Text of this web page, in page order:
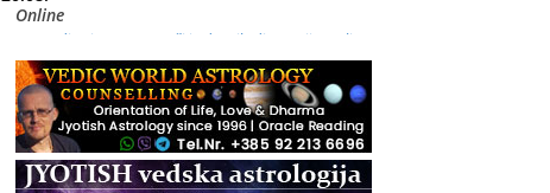
Online
Radionica: Pomagači iz drugih dimenzija Online –
otvoreno za sve
21.08.
Zagreb+Online
Osnovni ThetaHealing® tečaj, Zagreb i Online
22.08.
Zagreb